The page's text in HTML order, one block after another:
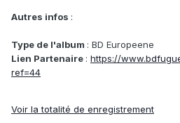
Autres infos :
Type de l'album : BD Europeene
Lien Partenaire : https://
ref=44
Voir la totalité de enregistrement